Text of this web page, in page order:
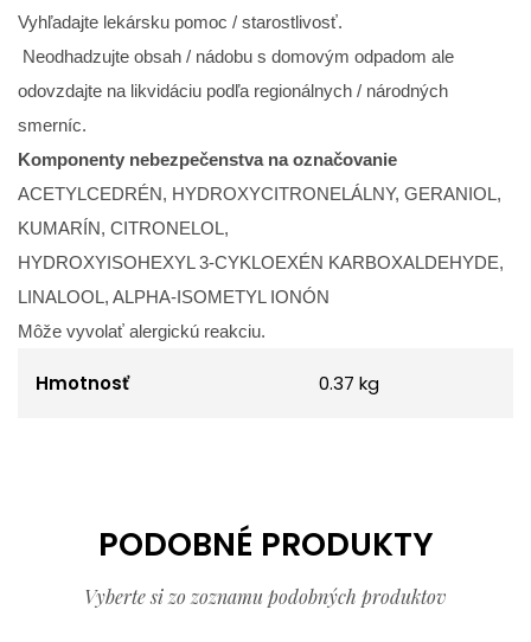
Vyhľadajte lekársku pomoc / starostlivosť.
Neodhadzujte obsah / nádobu s domovým odpadom ale
odovzdajte na likvidáciu podľa regionálnych / národných
smerníc.
Komponenty nebezpečenstva na označovanie
ACETYLCEDRÉN, HYDROXYCITRONELÁLNY, GERANIOL,
KUMARÍN, CITRONELOL,
HYDROXYISOHEXYL 3-CYKLOEXÉN KARBOXALDEHYDE,
LINALOOL, ALPHA-ISOMETYL IONÓN
Môže vyvolať alergickú reakciu.
Hmotnosť 0.37 kg
PODOBNÉ PRODUKTY
Vyberte si zo zoznamu podobných produktov